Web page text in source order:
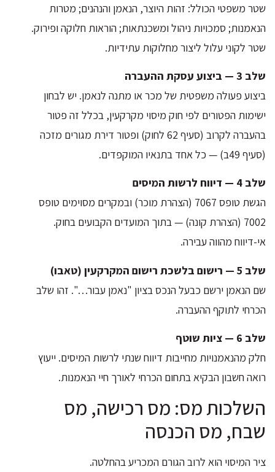
שטר משפטי הכולל: זהות היוצר, הנאמן והנהנים; מטרות
הנאמנות; סמכויות ניהול ומשכנתאות; הוראות חלוקה ופירוק.
שטר לקוני עלול ליצור מחלוקות עתידיות.
שלב 3 — ביצוע עסקת ההעברה
ביצוע פעולה משפטית של מכר או מתנה לנאמן. יש לבחון
ישימות הפטורים לפי חוק מיסוי מקרקעין, בכלל זה פטור
בהעברה לקרוב (סעיף 62 לחוק) ופטור דירת מגורים מזכה
(סעיף 49ב) — כל אחד בתנאיו המוקפדים.
שלב 4 — דיווח לרשות המיסים
הגשת טופס 7067 (הצהרת מוכר) ובמקרים מסוימים טופס
7002 (הצהרת קונה) — בתוך המועדים הקבועים בחוק.
אי-דיווח מהווה עבירה.
שלב 5 — רישום בלשכת רישום המקרקעין (טאבו)
שם הנאמן ירשם כבעל הנכס בציון "נאמן עבור…". זהו שלב
הכרחי לתוקף ההעברה.
שלב 6 — ציות שוטף
חלק מהנאמנויות מחייבות דיווח שנתי לרשות המיסים. ייעוץ
רואה חשבון הבקיא בתחום הכרחי לאורך חיי הנאמנות.
השלכות מס: מס רכישה, מס
שבח, מס הכנסה
ציר המיסוי הוא לרוב הגורם המכריע בהחלטה.